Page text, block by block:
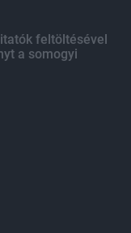
feltöltésével
a somogyi